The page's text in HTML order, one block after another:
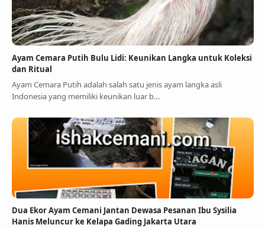
Ayam Cemara Putih Bulu Lidi: Keunikan Langka untuk Koleksi
dan Ritual
Ayam Cemara Putih adalah salah satu jenis ayam langka asli
Indonesia yang memiliki keunikan luar b…
Dua Ekor Ayam Cemani Jantan Dewasa Pesanan Ibu Sysilia
Hanis Meluncur ke Kelapa Gading Jakarta Utara